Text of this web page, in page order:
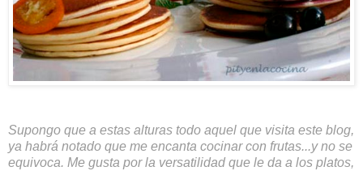
Supongo que a estas alturas todo aquel que visita este blog,
ya habrá notado que me encanta cocinar con frutas...y no se
equivoca. Me gusta por la versatilidad que le da a los platos,